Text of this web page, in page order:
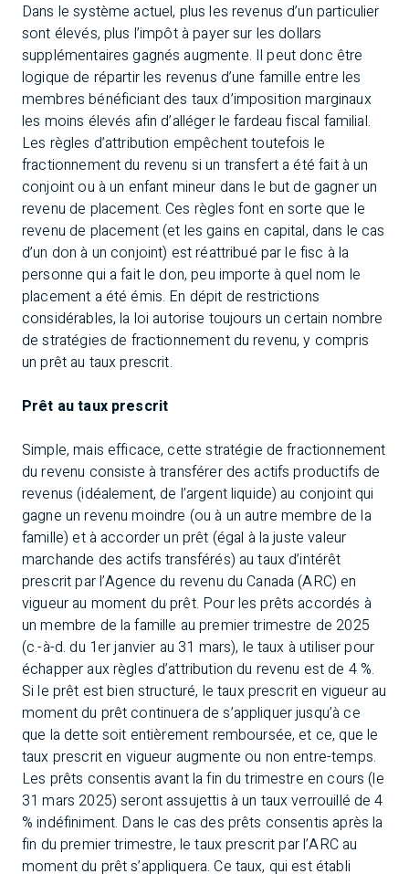
Dans le système actuel, plus les revenus d’un particulier
sont élevés, plus l’impôt à payer sur les dollars
supplémentaires gagnés augmente. Il peut donc être
logique de répartir les revenus d’une famille entre les
membres bénéficiant des taux d’imposition marginaux
les moins élevés afin d’alléger le fardeau fiscal familial.
Les règles d’attribution empêchent toutefois le
fractionnement du revenu si un transfert a été fait à un
conjoint ou à un enfant mineur dans le but de gagner un
revenu de placement. Ces règles font en sorte que le
revenu de placement (et les gains en capital, dans le cas
d’un don à un conjoint) est réattribué par le fisc à la
personne qui a fait le don, peu importe à quel nom le
placement a été émis. En dépit de restrictions
considérables, la loi autorise toujours un certain nombre
de stratégies de fractionnement du revenu, y compris
un prêt au taux prescrit.
Prêt au taux prescrit
Simple, mais efficace, cette stratégie de fractionnement
du revenu consiste à transférer des actifs productifs de
revenus (idéalement, de l’argent liquide) au conjoint qui
gagne un revenu moindre (ou à un autre membre de la
famille) et à accorder un prêt (égal à la juste valeur
marchande des actifs transférés) au taux d’intérêt
prescrit par l’Agence du revenu du Canada (ARC) en
vigueur au moment du prêt. Pour les prêts accordés à
un membre de la famille au premier trimestre de 2025
(c.-à-d. du 1er janvier au 31 mars), le taux à utiliser pour
échapper aux règles d’attribution du revenu est de 4 %.
Si le prêt est bien structuré, le taux prescrit en vigueur au
moment du prêt continuera de s’appliquer jusqu’à ce
que la dette soit entièrement remboursée, et ce, que le
taux prescrit en vigueur augmente ou non entre-temps.
Les prêts consentis avant la fin du trimestre en cours (le
31 mars 2025) seront assujettis à un taux verrouillé de 4
% indéfiniment. Dans le cas des prêts consentis après la
fin du premier trimestre, le taux prescrit par l’ARC au
moment du prêt s’appliquera. Ce taux, qui est établi